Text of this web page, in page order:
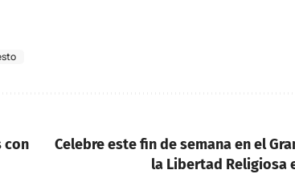
con
Celebre este fin de semana en el
la Libertad Religiosa